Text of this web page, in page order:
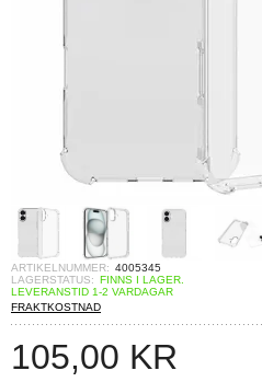
ARTIKELNUMMER: 4005345
LAGERSTATUS: FINNS I LAGER.
LEVERANSTID 1-2 VARDAGAR
FRAKTKOSTNAD
105,00 KR